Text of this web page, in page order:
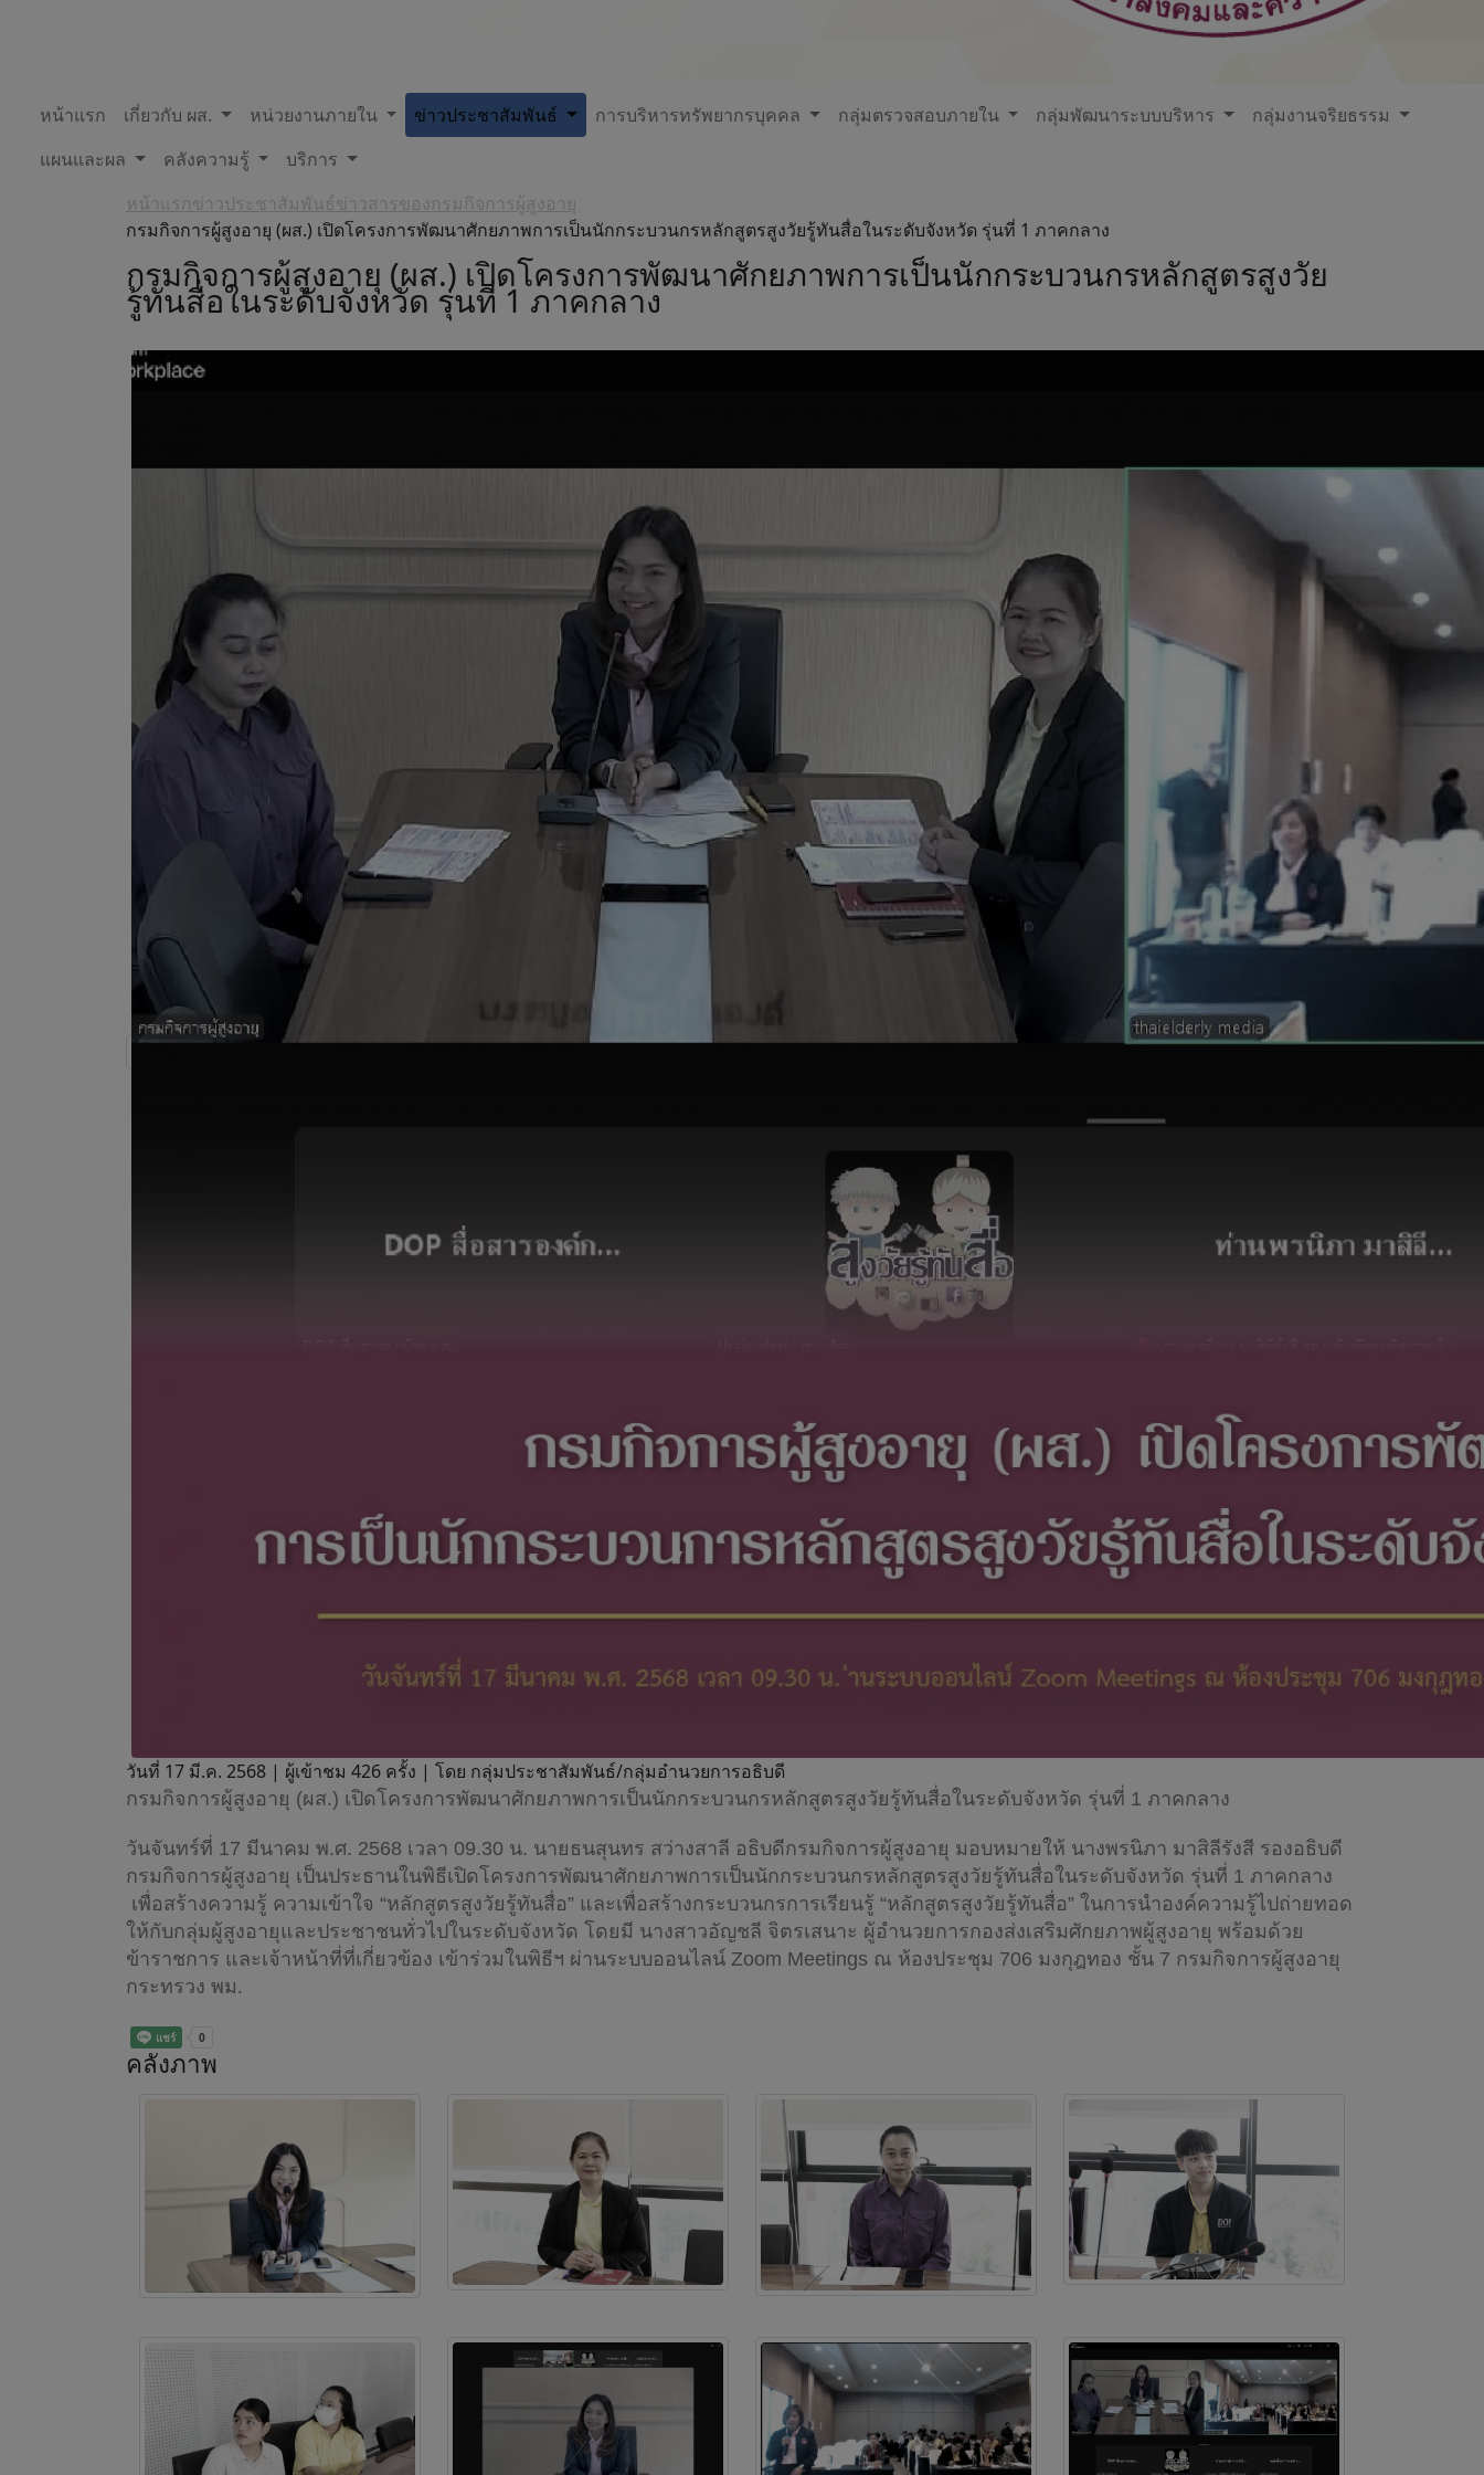
หน้าแรก เกี่ยวกับ ผส. หน่วยงานภายใน ข่าวประชาสัมพันธ์ การบริหารทรัพยากรบุคคล กลุ่มตรวจสอบภายใน กลุ่มพัฒนาระบบบริหาร
กลุ่มงานจริยธรรม
แผนและผล
คลังความรู้
บริการ
หน้าแรกข่าวประชาสัมพันธ์ข่าวสารของกรมกิจการผู้สูงอายุ
กรมกิจการผู้สูงอายุ (ผส.) เปิดโครงการพัฒนาศักยภาพการเป็นนักกระบวนกรหลักสูตรสูงวัยรู้ทันสื่อในระดับจังหวัด รุ่นที่ 1 ภาคกลาง
กรมกิจการผู้สูงอายุ (ผส.) เปิดโครงการพัฒนาศักยภาพการเป็นนักกระบวนกรหลักสูตรสูงวัย
รู้ทันสื่อในระดับจังหวัด รุ่นที่ 1 ภาคกลาง
วันที่ 17 มี.ค. 2568 | ผู้เข้าชม 426 ครั้ง | โดย กลุ่มประชาสัมพันธ์/กลุ่มอำนวยการอธิบดี
กรมกิจการผู้สูงอายุ (ผส.) เปิดโครงการพัฒนาศักยภาพการเป็นนักกระบวนกรหลักสูตรสูงวัยรู้ทันสื่อในระดับจังหวัด รุ่นที่ 1 ภาคกลาง
วันจันทร์ที่ 17 มีนาคม พ.ศ. 2568 เวลา 09.30 น. นายธนสุนทร สว่างสาลี อธิบดีกรมกิจการผู้สูงอายุ มอบหมายให้ นางพรนิภา มาสิลีรังสี รองอธิบดี
กรมกิจการผู้สูงอายุ เป็นประธานในพิธีเปิดโครงการพัฒนาศักยภาพการเป็นนักกระบวนกรหลักสูตรสูงวัยรู้ทันสื่อในระดับจังหวัด รุ่นที่ 1 ภาคกลาง
เพื่อสร้างความรู้ ความเข้าใจ “หลักสูตรสูงวัยรู้ทันสื่อ” และเพื่อสร้างกระบวนกรการเรียนรู้ “หลักสูตรสูงวัยรู้ทันสื่อ” ในการนำองค์ความรู้ไปถ่ายทอด
ให้กับกลุ่มผู้สูงอายุและประชาชนทั่วไปในระดับจังหวัด โดยมี นางสาวอัญชลี จิตรเสนาะ ผู้อำนวยการกองส่งเสริมศักยภาพผู้สูงอายุ พร้อมด้วย
ข้าราชการ และเจ้าหน้าที่ที่เกี่ยวข้อง เข้าร่วมในพิธีฯ ผ่านระบบออนไลน์ Zoom Meetings ณ ห้องประชุม 706 มงกุฎทอง ชั้น 7 กรมกิจการผู้สูงอายุ
กระทรวง พม.
คลังภาพ